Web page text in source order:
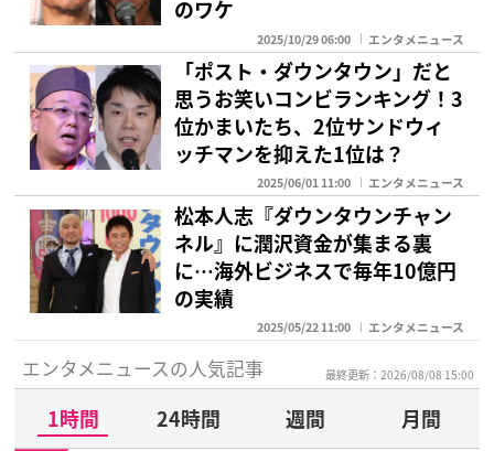
のワケ
2025/10/29 06:00 エンタメニュース
「ポスト・ダウンタウン」だと
思うお笑いコンビランキング！3
位かまいたち、2位サンドウィ
ッチマンを抑えた1位は？
2025/06/01 11:00 エンタメニュース
松本人志『ダウンタウンチャン
ネル』に潤沢資金が集まる裏
に…海外ビジネスで毎年10億円
の実績
2025/05/22 11:00 エンタメニュース
エンタメニュースの人気記事 最終更新：2026/08/08 15:00
1時間 24時間 週間
月間